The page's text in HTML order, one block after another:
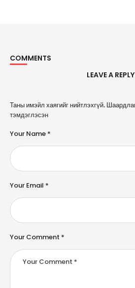
COMMENTS
LEAVE A REPLY
Таны имэйл хаягийг нийтлэхгүй.
тэмдэглэсэн
Your Comment *
Your Name *
Your Email *
A
l
e
n
a
ti
e